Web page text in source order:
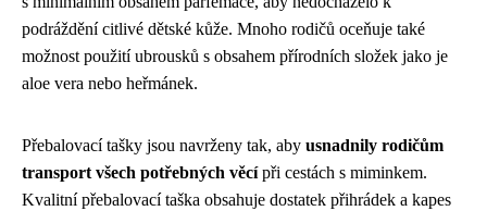
podráždění citlivé dětské kůže. Mnoho rodičů oceňuje také
možnost použití ubrousků s obsahem přírodních složek jako je
aloe vera nebo heřmánek.
Přebalovací tašky jsou navrženy tak, aby usnadnily rodičům
transport všech potřebných věcípři cestách s miminkem.
Kvalitní přebalovací taška obsahuje dostatek přihrádek a kapes